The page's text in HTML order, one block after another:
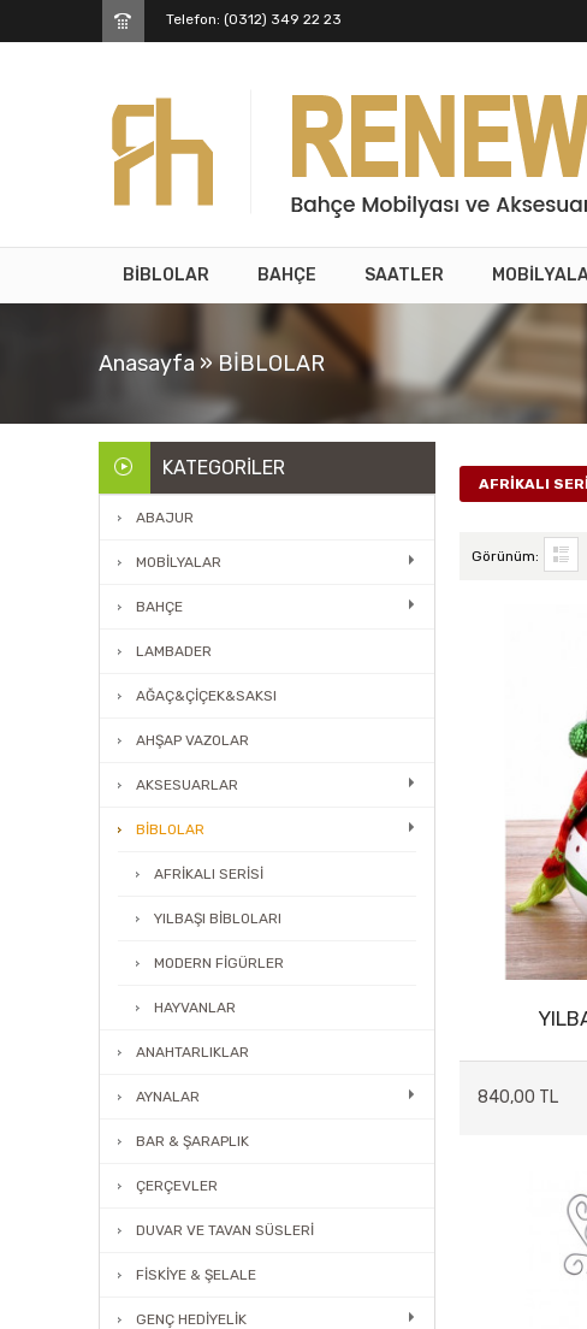
Telefon: (0312) 349 22 23
BİBLOLAR BAHÇE SAATLER
Anasayfa »BİBLOLAR
KATEGORILER
ABAJUR
MOBİLYALAR
BAHÇE
LAMBADER
AĞAÇ&ÇİÇEK&SAKSI
AHŞAP VAZOLAR
AKSESUARLAR
BİBLOLAR
AFRİKALI SERİSİ
YILBAŞI BİBLOLARI
MODERN FİGÜRLER
HAYVANLAR
ANAHTARLIKLAR
AYNALAR
BAR & ŞARAPLIK
ÇERÇEVLER
DUVAR VE TAVAN SÜSLERİ
FİSKİYE & ŞELALE
GENÇ HEDİYELİK
AFRİKALI
Görünüm:
840,00 TL